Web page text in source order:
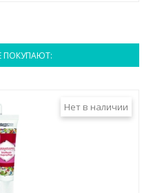
ПОКУПАЮТ:
Нет в наличии